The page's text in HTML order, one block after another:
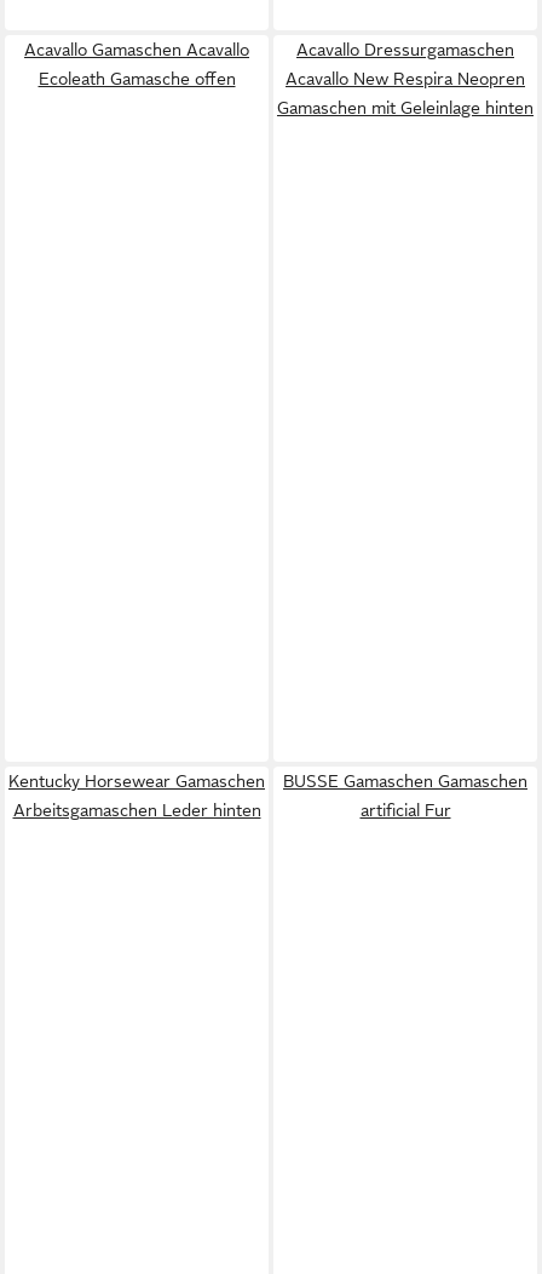
Acavallo Gamaschen Acavallo
Ecoleath Gamasche offen
Acavallo Dressurgamaschen
Acavallo New Respira Neopren
Gamaschen mit Geleinlage hinten
Kentucky Horsewear Gamaschen
Arbeitsgamaschen Leder hinten
BUSSE Gamaschen Gamaschen
artificial Fur